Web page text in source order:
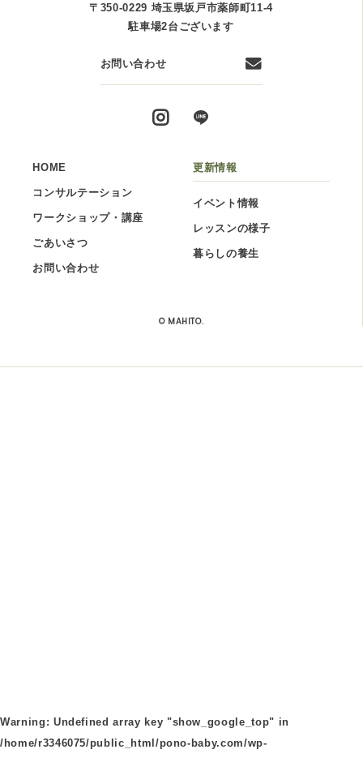
〒350-0229 埼玉県坂戸市薬師町11-4
駐車場2台ございます
お問い合わせ
HOME
コンサルテーション
ワークショップ・講座
ごあいさつ
お問い合わせ
更新情報
イベント情報
レッスンの様子
暮らしの養生
© MAHITO.
Warning : Undefined array key "show_google_top" in
/home/r3346075/public_html/pono-baby.com/wp-